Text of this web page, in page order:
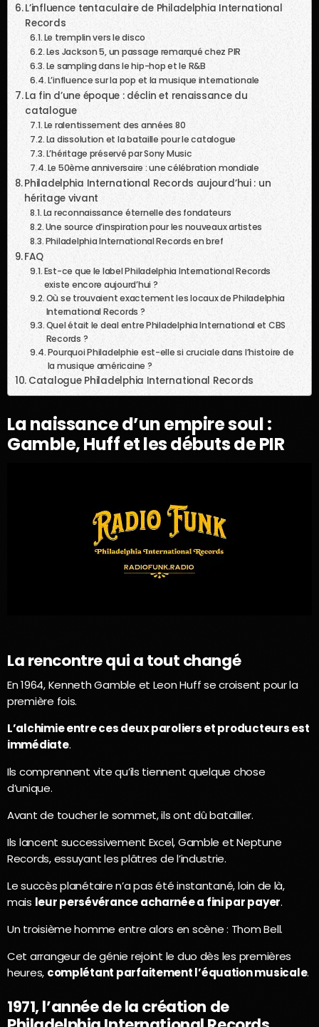
L’influence tentaculaire de Philadelphia International
Records
Le tremplin vers le disco
Les Jackson 5, un passage remarqué chez PIR
Le sampling dans le hip-hop et le R&B
L’influence sur la pop et la musique internationale
La fin d’une époque : déclin et renaissance du
catalogue
Le ralentissement des années 80
La dissolution et la bataille pour le catalogue
L’héritage préservé par Sony Music
Le 50ème anniversaire : une célébration mondiale
Philadelphia International Records aujourd’hui : un
héritage vivant
La reconnaissance éternelle des fondateurs
Une source d’inspiration pour les nouveaux artistes
Philadelphia International Records en bref
FAQ
Est-ce que le label Philadelphia International Records
existe encore aujourd’hui ?
Où se trouvaient exactement les locaux de Philadelphia
International Records ?
Quel était le deal entre Philadelphia International et CBS
Records ?
Pourquoi Philadelphie est-elle si cruciale dans l’histoire de
la musique américaine ?
Catalogue Philadelphia International Records
La naissance d’un empire soul :
Gamble, Huff et les débuts de PIR
La rencontre qui a tout changé
En 1964, Kenneth Gamble et Leon Huff se croisent pour la
première fois.
L’alchimie entre ces deux paroliers et producteurs est
immédiate.
Ils comprennent vite qu’ils tiennent quelque chose
d’unique.
Avant de toucher le sommet, ils ont dû batailler.
Ils lancent successivement Excel, Gamble et Neptune
Records, essuyant les plâtres de l’industrie.
Le succès planétaire n’a pas été instantané, loin de là,
mais leur persévérance acharnée a fini par payer.
Un troisième homme entre alors en scène : Thom Bell.
Cet arrangeur de génie rejoint le duo dès les premières
heures, complétant parfaitement l’équation musicale.
1971, l’année de la création de